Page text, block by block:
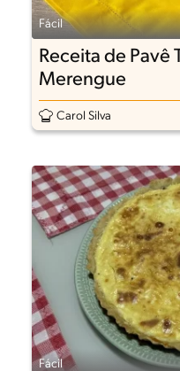
Fácil
Receita de Pavê
Merengue
Carol Silva
Fácil